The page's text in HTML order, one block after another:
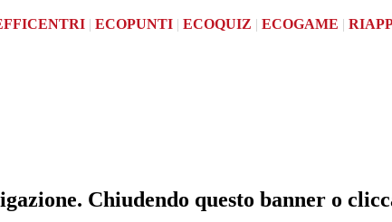
| ECOPUNTI| ECOQUIZ | ECOGAME |
Chiudendo questo banner o